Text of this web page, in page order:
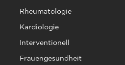
Rheumatologie
Kardiologie
Interventionell
Frauengesundheit